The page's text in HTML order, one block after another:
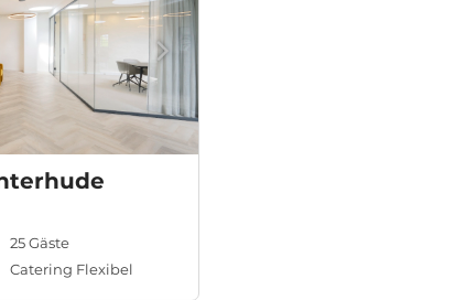
Workshopraum
25Gäste
Catering Flexibel